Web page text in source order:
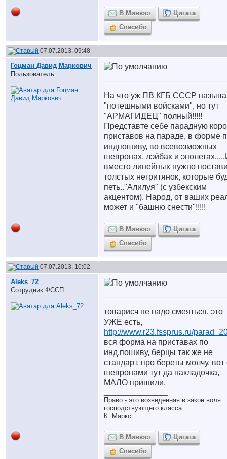
В Минюст
Цитата
Спасибо
07.07.2013, 09:48
Гоцман Давид Маркович
Пользователь
На что уж ПВ КГБ СССР
"потешными войсками", но тут
"АРМАГИДЕЦ" полный!!!!!
Представте себе парадную
приставов на параде, в форме
индпошиву, во всевозможных
шевронах, лэйбах и
вместо линейных нужно
толстых негритянок, которые
петь.."Алилуя" (с узбекским
акцентом). Народ, от ваших
может и "башню снести"!!!!!
В Минюст
Цитата
Спасибо
07.07.2013, 10:02
Aleks_72
Сотрудник ФССП
товарисч не надо смеяться, это
УЖЕ есть,
http://www.r23.fssprus.ru/
вся форма на приставах по
инд.пошиву, берцы так же не
стандарт, про береты молчу, вот
шевронами тут да накладочка,
МАЛО пришили.
Право - это возведенная в закон воля
господствующего класса.
К. Маркс
В Минюст
Цитата
Спасибо